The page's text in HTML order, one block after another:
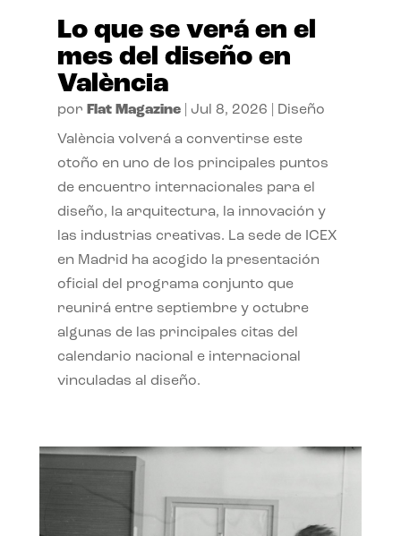
Lo que se verá en el
mes del diseño en
València
por Flat Magazine| Jul 8, 2026 Diseño
València volverá a convertirse este
otoño en uno de los principales puntos
de encuentro internacionales para el
diseño, la arquitectura, la innovación y
las industrias creativas. La sede de ICEX
en Madrid ha acogido la presentación
oficial del programa conjunto que
reunirá entre septiembre y octubre
algunas de las principales citas del
calendario nacional e internacional
vinculadas al diseño.